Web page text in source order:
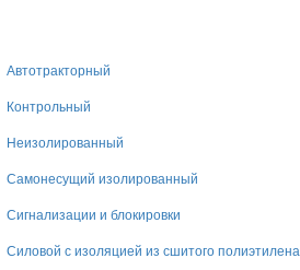
Автотракторный
Контрольный
Неизолированный
Самонесущий изолированный
Сигнализации и блокировки
Силовой с изоляцией из сшитого полиэтилена